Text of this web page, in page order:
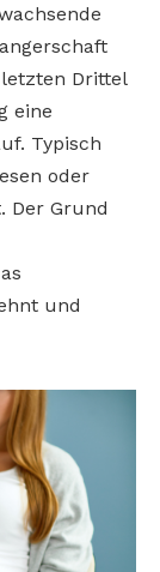
Drittel
eine
Typisch
oder
Der Grund
und